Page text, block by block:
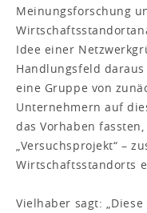
Meinungsforschung
Idee einer
Handlungsfeld
eine Gruppe von
Unternehmern auf
das Vorhaben
„Versuchsprojekt“ –
Wirtschaftsstandorts
Vielhaber sagt: